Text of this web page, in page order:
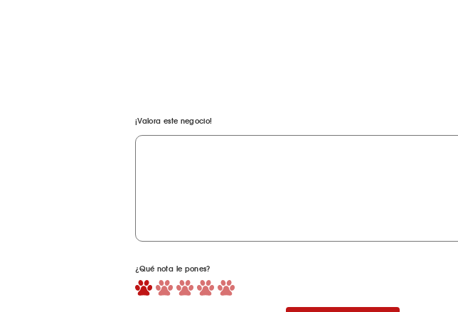
¡Valora este negocio!
¿Qué nota le pones?